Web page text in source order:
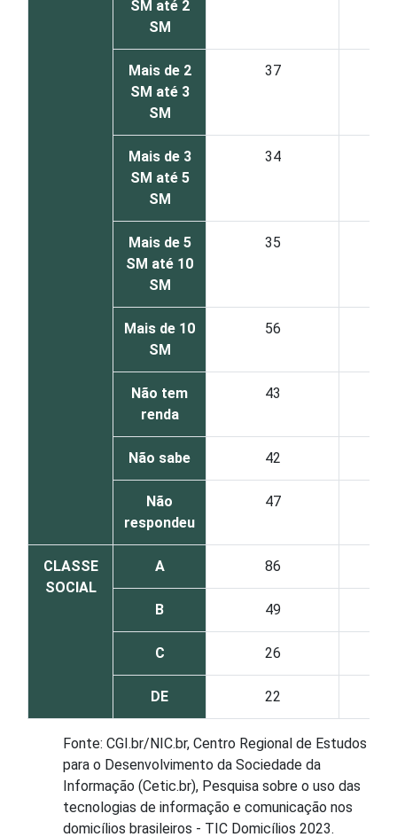
SM até 2
SM
Mais de 2
SM até 3
SM
37
Mais de 3
SM até 5
SM
34
Mais de 5
SM até 10
SM
35
Mais de 10
SM
56
Não tem
renda
43
Não sabe 42
Não
respondeu
47
CLASSE
SOCIAL
A 86
B 49
C 26
DE 22
Fonte: CGI.br/NIC.br, Centro Regional de Estudos
para o Desenvolvimento da Sociedade da
Informação (Cetic.br), Pesquisa sobre o uso das
tecnologias de informação e comunicação nos
domicílios brasileiros - TIC Domicílios 2023.